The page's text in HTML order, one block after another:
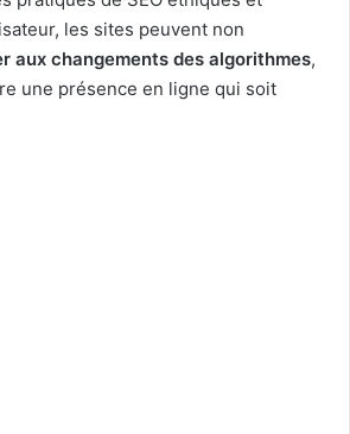
les sites peuvent non
aux changements des algorithmes,
une présence en ligne qui soit